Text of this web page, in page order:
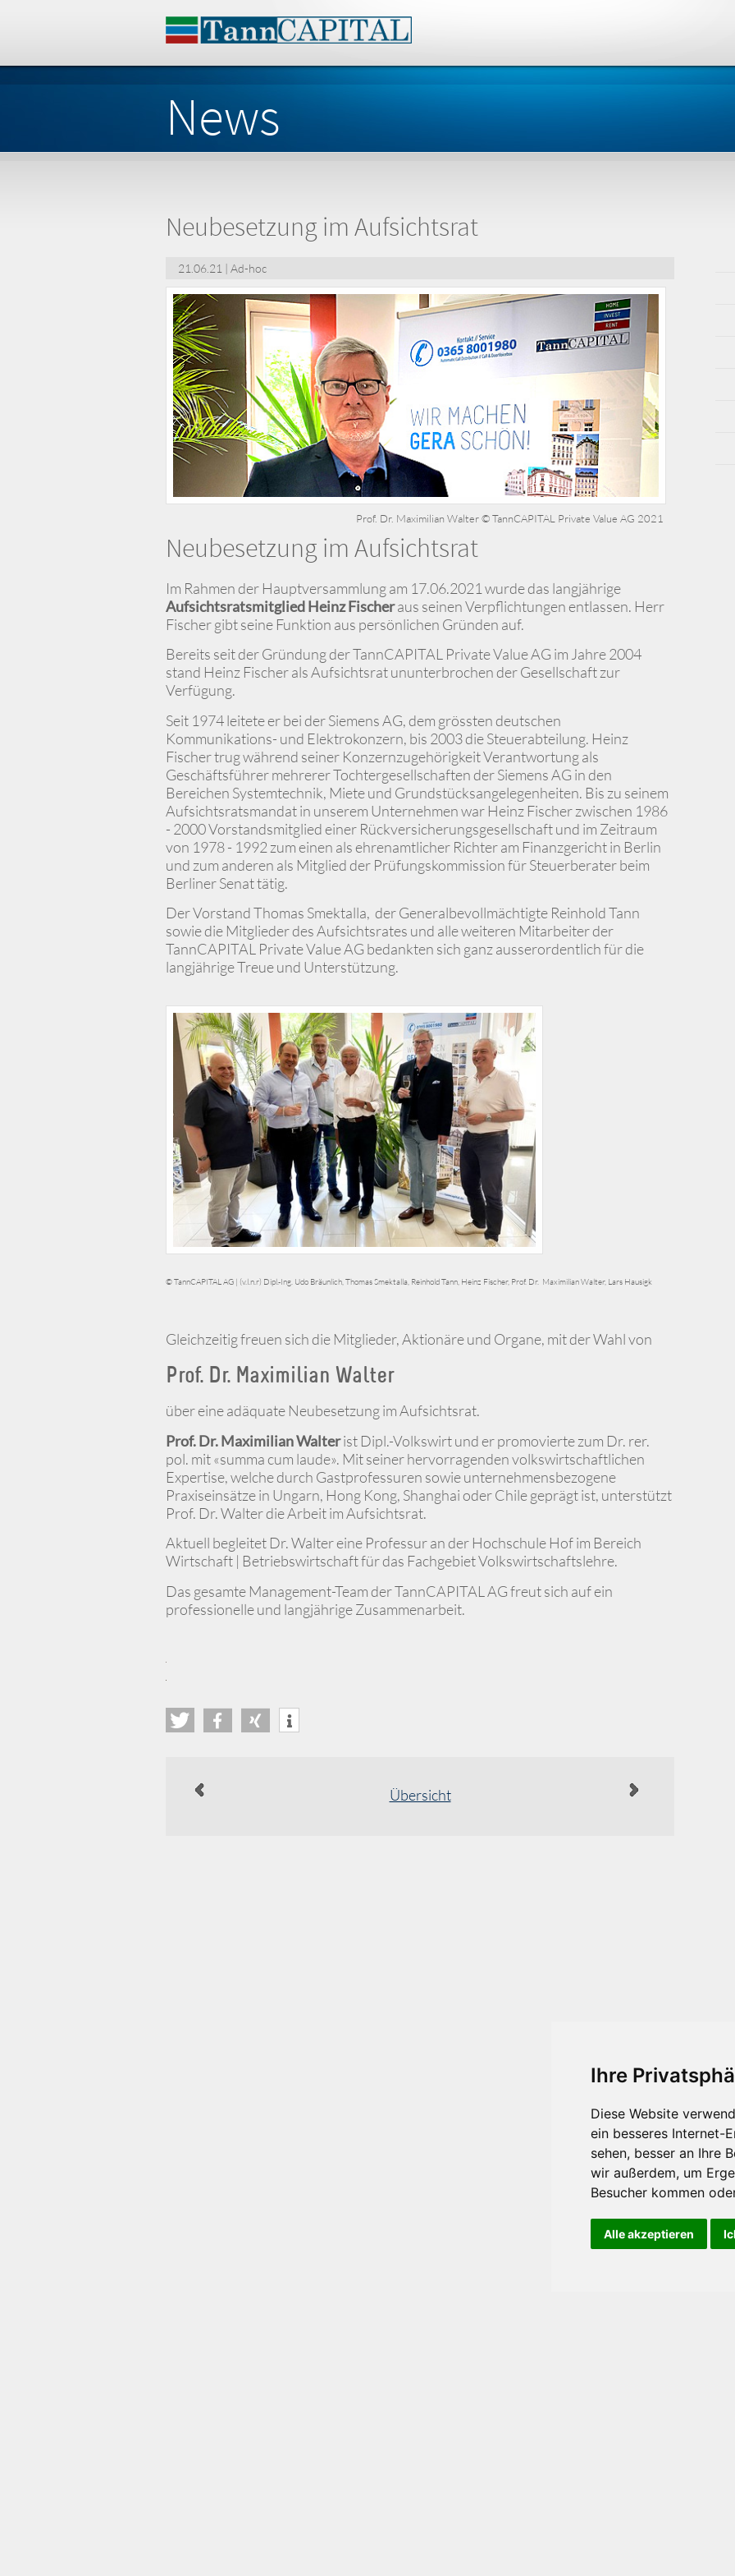
Ihre
Diese Website
ein besseres Internet-
sehen, besser an Ihre
wir außerdem, um
Besucher kommen
Alle akzeptieren
News
Neubesetzung im Aufsichtsrat
21.06.21 | Ad-hoc
Prof. Dr. Maximilian Walter © TannCAPITAL Private Value AG 2021
Neubesetzung im Aufsichtsrat
Im Rahmen der Hauptversammlung am 17.06.2021 wurde das langjährige
Aufsichtsratsmitglied Heinz Fischeraus seinen Verpflichtungen entlassen. Herr
Fischer gibt seine Funktion aus persönlichen Gründen auf.
Bereits seit der Gründung der TannCAPITAL Private Value AG im Jahre 2004
stand Heinz Fischer als Aufsichtsrat ununterbrochen der Gesellschaft zur
Verfügung.
Seit 1974 leitete er bei der Siemens AG, dem grössten deutschen
Kommunikations- und Elektrokonzern, bis 2003 die Steuerabteilung. Heinz
Fischer trug während seiner Konzernzugehörigkeit Verantwortung als
Geschäftsführer mehrerer Tochtergesellschaften der Siemens AG in den
Bereichen Systemtechnik, Miete und Grundstücksangelegenheiten. Bis zu seinem
Aufsichtsratsmandat in unserem Unternehmen war Heinz Fischer zwischen 1986
- 2000 Vorstandsmitglied einer Rückversicherungsgesellschaft und im Zeitraum
von 1978 - 1992 zum einen als ehrenamtlicher Richter am Finanzgericht in Berlin
und zum anderen als Mitglied der Prüfungskommission für Steuerberater beim
Berliner Senat tätig.
Der Vorstand Thomas Smektalla, der Generalbevollmächtigte Reinhold Tann
sowie die Mitglieder des Aufsichtsrates und alle weiteren Mitarbeiter der
TannCAPITAL Private Value AG bedankten sich ganz ausserordentlich für die
langjährige Treue und Unterstützung.
© TannCAPITAL AG | (v.l.n.r) Dipl.-Ing. Udo Bräunlich, Thomas Smektalla, Reinhold Tann, Heinz Fischer, Prof. Dr. Maximilian Walter, Lars Hausigk
Gleichzeitig freuen sich die Mitglieder, Aktionäre und Organe, mit der Wahl von
Prof. Dr. Maximilian Walter
über eine adäquate Neubesetzung im Aufsichtsrat.
Prof. Dr. Maximilian Walterist Dipl.-Volkswirt und er promovierte zum Dr. rer.
pol. mit «summa cum laude». Mit seiner hervorragenden volkswirtschaftlichen
Expertise, welche durch Gastprofessuren sowie unternehmensbezogene
Praxiseinsätze in Ungarn, Hong Kong, Shanghai oder Chile geprägt ist, unterstützt
Prof. Dr. Walter die Arbeit im Aufsichtsrat.
Aktuell begleitet Dr. Walter eine Professur an der Hochschule Hof im Bereich
Wirtschaft | Betriebswirtschaft für das Fachgebiet Volkswirtschaftslehre.
Das gesamte Management-Team der TannCAPITAL AG freut sich auf ein
professionelle und langjährige Zusammenarbeit.
Übersicht